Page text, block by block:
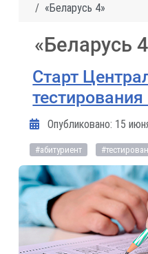
«Беларусь 4»
«Беларусь
Старт
Информация о
Опубликовано: 15
#абитуриент